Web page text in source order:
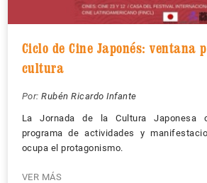
Ciclo de Cine Japonés:
cultura
Por: Rubén Ricardo Infante
La Jornada de la Cultura Japonesa
programa de actividades y
ocupa el protagonismo.
VER MÁS